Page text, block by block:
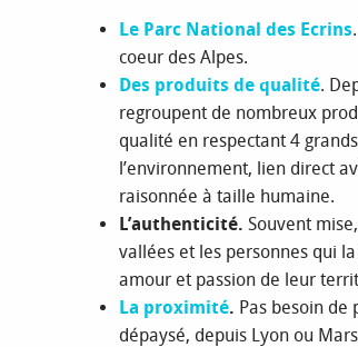
Le Parc National des Ecrins
coeur des Alpes.
Des produits de qualité.
regroupent de nombreux
qualité en respectant 4
l’environnement, lien direct
raisonnée à taille humaine.
L’authenticité. Souvent
vallées et les personnes qui
amour et passion de leur
La proximité. Pas besoin de
dépaysé, depuis Lyon ou